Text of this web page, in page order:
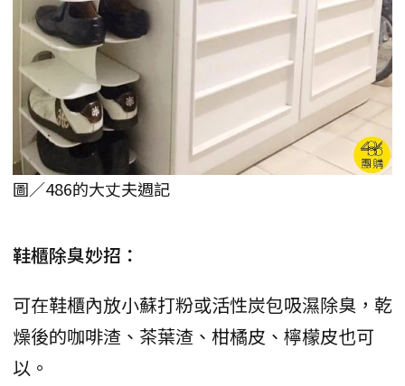
圖／486的大丈夫週記
鞋櫃除臭妙招：
可在鞋櫃內放小蘇打粉或活性炭包吸濕除臭，乾
燥後的咖啡渣、茶葉渣、柑橘皮、檸檬皮也可
以。